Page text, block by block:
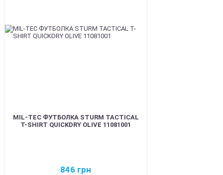
MIL-TEC ФУТБОЛКА STURM TACTICAL
T-SHIRT QUICKDRY OLIVE 11081001
846 грн